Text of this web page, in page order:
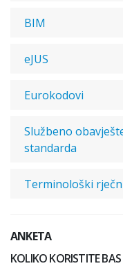
BIM
eJUS
Eurokodovi
Službeno
standarda
Terminološki
ANKETA
KOLIKO KORISTITE